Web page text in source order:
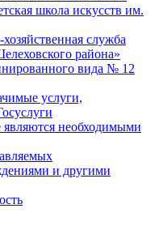
школа искусств им.
служба
района»
вида № 12
услуги,
являются необходимыми
и другими